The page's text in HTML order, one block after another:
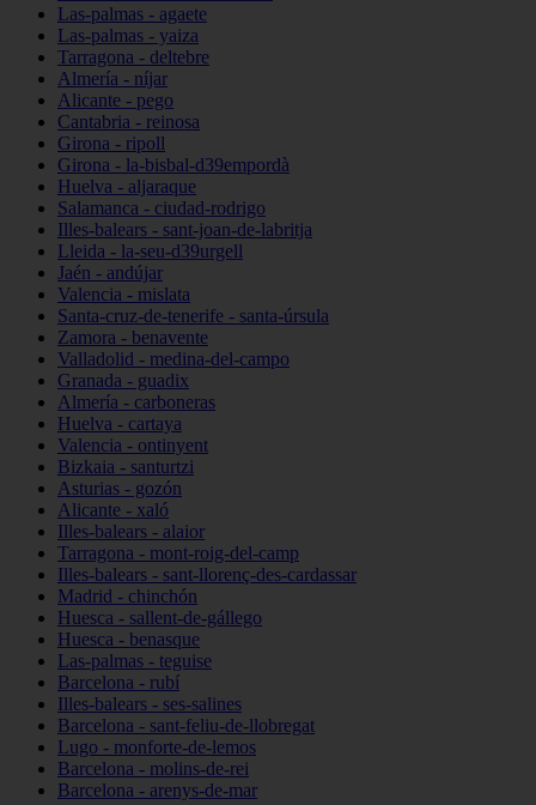
Las-palmas - agaete
Las-palmas - yaiza
Tarragona - deltebre
Almería - níjar
Alicante - pego
Cantabria - reinosa
Girona - ripoll
Girona - la-bisbal-d39empordà
Huelva - aljaraque
Salamanca - ciudad-rodrigo
Illes-balears - sant-joan-de-labritja
Lleida - la-seu-d39urgell
Jaén - andújar
Valencia - mislata
Santa-cruz-de-tenerife - santa-úrsula
Zamora - benavente
Valladolid - medina-del-campo
Granada - guadix
Almería - carboneras
Huelva - cartaya
Valencia - ontinyent
Bizkaia - santurtzi
Asturias - gozón
Alicante - xaló
Illes-balears - alaior
Tarragona - mont-roig-del-camp
Illes-balears - sant-llorenç-des-cardassar
Madrid - chinchón
Huesca - sallent-de-gállego
Huesca - benasque
Las-palmas - teguise
Barcelona - rubí
Illes-balears - ses-salines
Barcelona - sant-feliu-de-llobregat
Lugo - monforte-de-lemos
Barcelona - molins-de-rei
Barcelona - arenys-de-mar